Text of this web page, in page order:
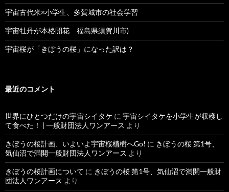
宇宙古代米×小学生、多賀城市の社会学習
宇宙牡丹が本格開花 福島県須賀川市)
宇宙桜が「きぼうの桜」になった訳は？
最近のコメント
世界にひとつだけの宇宙シイタケ に 宇宙シイタケを小学生が収穫し
て食べた！ | 一般財団法人ワンアース より
きぼうの桜計画、いよいよ宇宙桜植樹へGo! に きぼうの桜 第1号、
気仙沼で満開一般財団法人ワンアース より
きぼうの桜計画について に きぼうの桜 第1号、気仙沼で満開一般財
団法人ワンアース より